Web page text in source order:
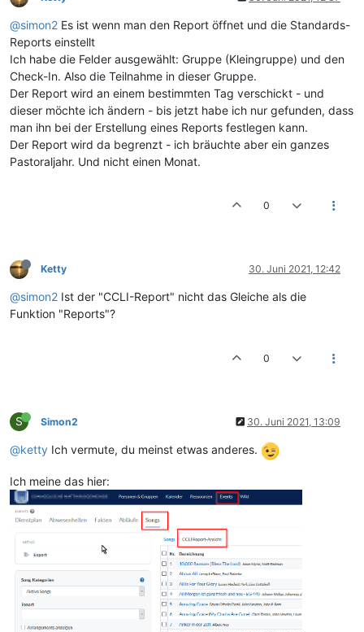
@simon2 Es ist wenn man den Report öffnet und die Standards-
Reports einstellt
Ich habe die Felder ausgewählt: Gruppe (Kleingruppe) und den
Check-In. Also die Teilnahme in dieser Gruppe.
Der Report wird an einem bestimmten Tag verschickt - und
dieser möchte ich ändern - bis jetzt habe ich nur gefunden, dass
man ihn bei der Erstellung eines Reports festlegen kann.
Der Report wird da begrenzt - ich bräuchte aber ein ganzes
Pastoraljahr. Und nicht einen Monat.
0
Ketty 30. Juni 2021, 12:42
@simon2 Ist der "CCLI-Report" nicht das Gleiche als die
Funktion "Reports"?
0
S Simon2 30. Juni 2021, 13:09
@ketty Ich vermute, du meinst etwas anderes.
Ich meine das hier: